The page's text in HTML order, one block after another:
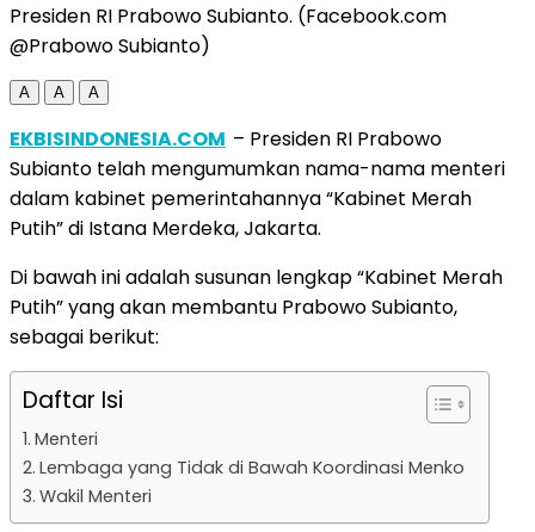
Presiden RI Prabowo Subianto. (Facebook.com
@Prabowo Subianto)
A A A
EKBISINDONESIA.COM – Presiden RI Prabowo
Subianto telah mengumumkan nama-nama menteri
dalam kabinet pemerintahannya “Kabinet Merah
Putih” di Istana Merdeka, Jakarta.
Di bawah ini adalah susunan lengkap “Kabinet Merah
Putih” yang akan membantu Prabowo Subianto,
sebagai berikut:
Daftar Isi
Menteri
Lembaga yang Tidak di Bawah Koordinasi Menko
Wakil Menteri